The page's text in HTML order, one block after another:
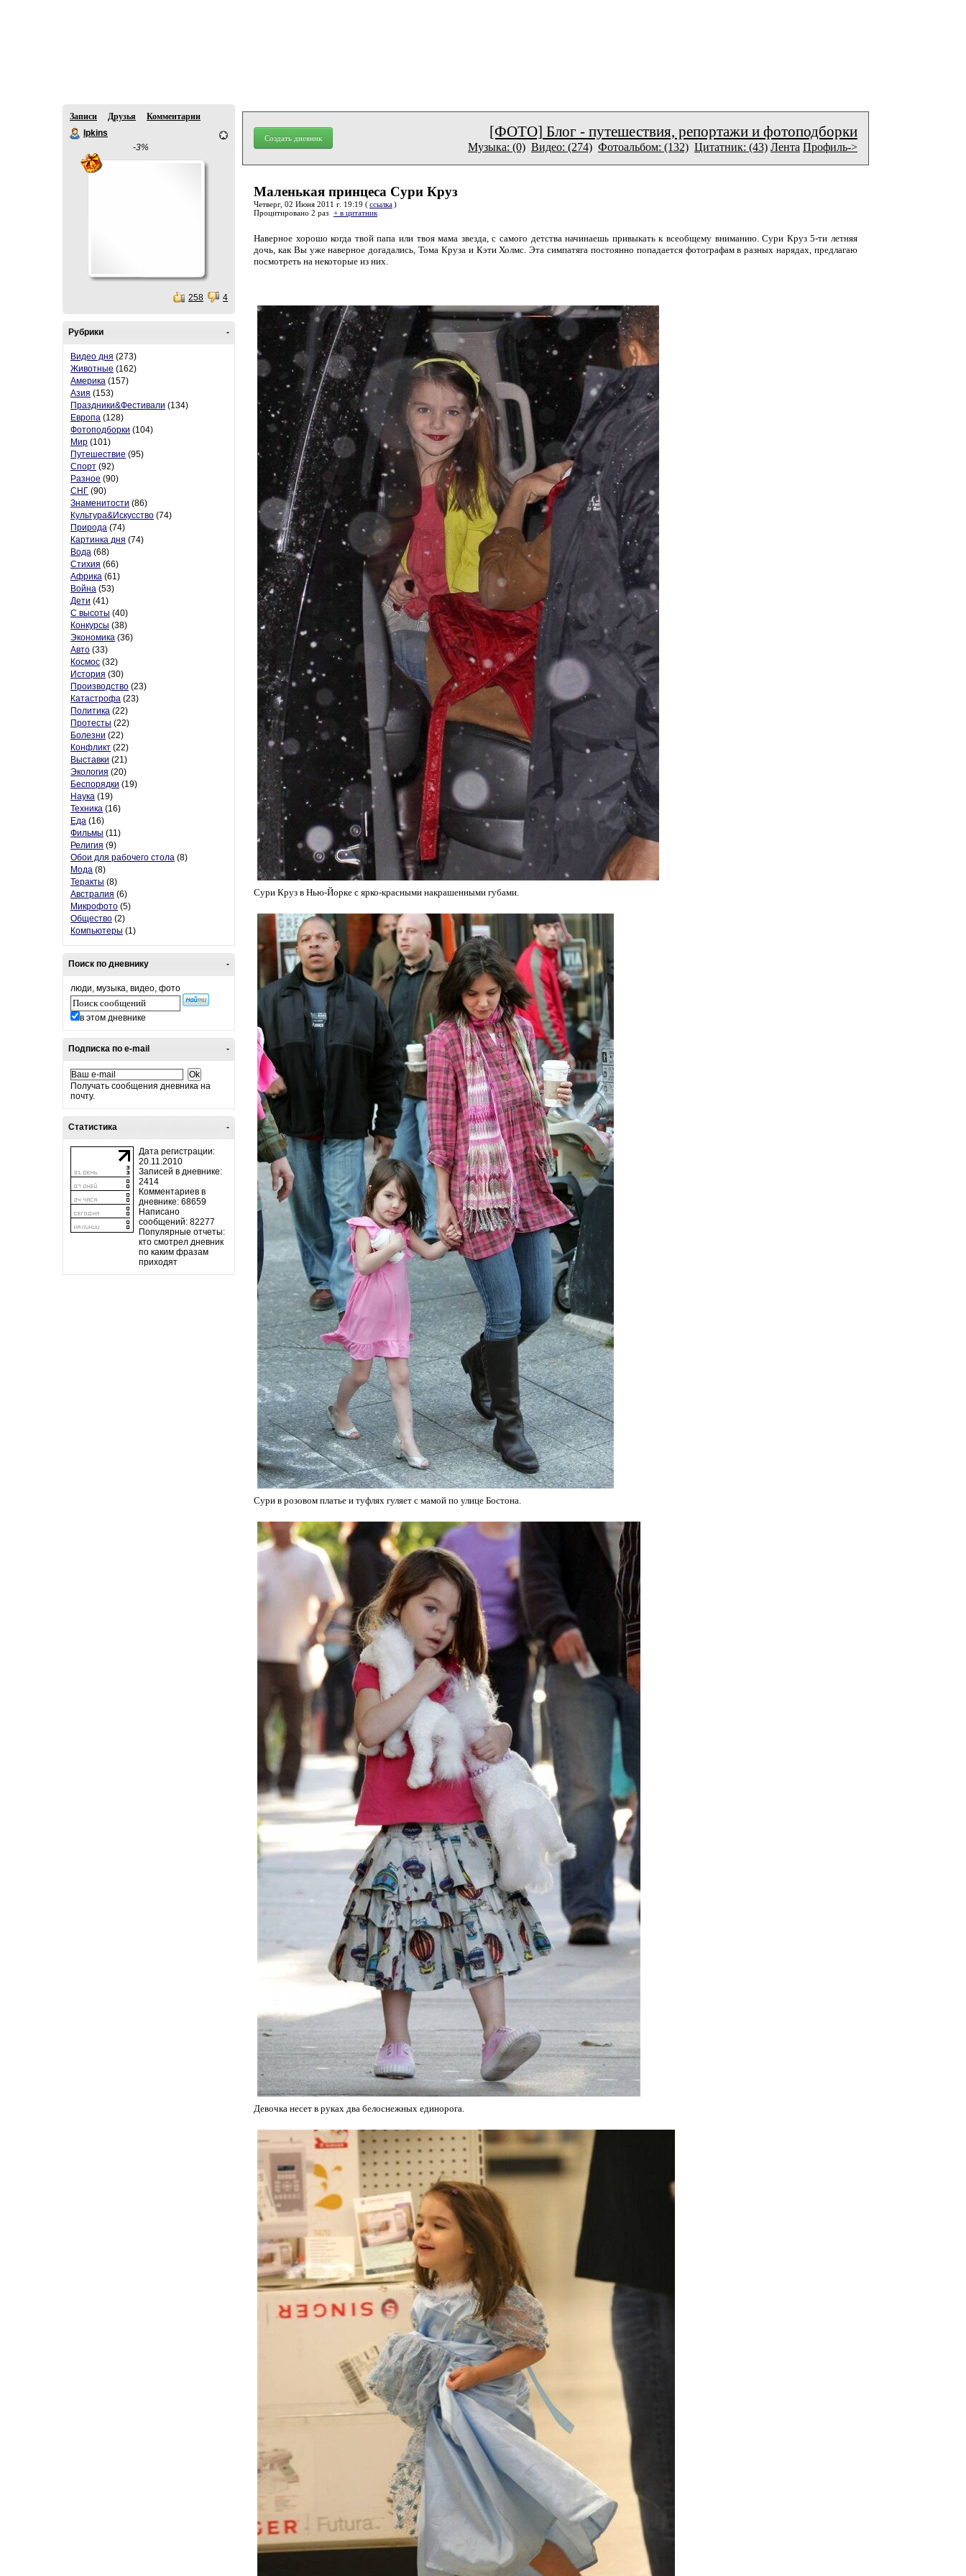
Записи Друзья
Комментарии
Ipkins
-3%
258 4
-
Рубрики
Видео дня (273)
Животные (162)
Америка (157)
Азия (153)
Праздники&Фестивали (134)
Европа (128)
Фотоподборки (104)
Мир (101)
Путешествие (95)
Спорт (92)
Разное (90)
СНГ (90)
Знаменитости (86)
Культура&Искусство (74)
Природа (74)
Картинка дня (74)
Вода (68)
Стихия (66)
Африка (61)
Война (53)
Дети (41)
С высоты (40)
Конкурсы (38)
Экономика (36)
Авто (33)
Космос (32)
История (30)
Производство (23)
Катастрофа (23)
Политика (22)
Протесты (22)
Болезни (22)
Конфликт (22)
Выставки (21)
Экология (20)
Беспорядки (19)
Наука (19)
Техника (16)
Еда (16)
Фильмы (11)
Религия (9)
Обои для рабочего стола (8)
Мода (8)
Теракты (8)
Австралия (6)
Микрофото (5)
Общество (2)
Компьютеры (1)
-
Поиск по дневнику
люди, музыка, видео, фото
в этом дневнике
-
Подписка по e-mail
Получать сообщения дневника на
почту.
-
Статистика
Дата регистрации:
20.11.2010
Записей в дневнике:
2414
Комментариев в
дневнике: 68659
Написано
сообщений: 82277
Популярные отчеты:
кто смотрел дневник
по каким фразам
приходят
Создать дневник [ФОТО] Блог - путешествия, репортажи и фотоподборки
Музыка: (0) Видео: (274) Фотоальбом: (132) Цитатник: (43) Лента Профиль->
Маленькая принцеса Сури Круз
Четверг, 02 Июня 2011 г. 19:19 (ссылка)
Процитировано 2 раз + в цитатник
Наверное хорошо когда твой папа или твоя мама звезда, с самого детства начинаешь привыкать к всеобщему вниманию. Сури Круз 5-ти летняя
дочь, как Вы уже наверное догадались, Тома Круза и Кэти Холмс. Эта симпатяга постоянно попадается фотографам в разных нарядах, предлагаю
посмотреть на некоторые из них.
Сури Круз в Нью-Йорке с ярко-красными накрашенными губами.
Сури в розовом платье и туфлях гуляет с мамой по улице Бостона.
Девочка несет в руках два белоснежных единорога.